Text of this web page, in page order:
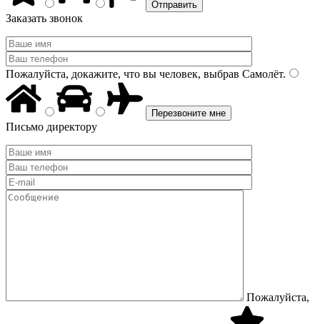
Заказать звонок
Пожалуйста, докажите, что вы человек, выбрав Самолёт.
Письмо директору
Пожалуйста,